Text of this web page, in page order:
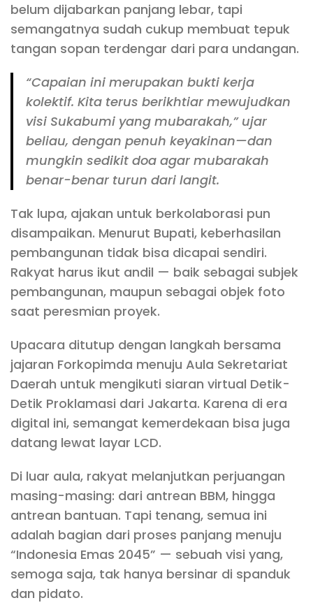
belum dijabarkan panjang lebar, tapi
semangatnya sudah cukup membuat tepuk
tangan sopan terdengar dari para undangan.
“Capaian ini merupakan bukti kerja
kolektif. Kita terus berikhtiar mewujudkan
visi Sukabumi yang mubarakah,” ujar
beliau, dengan penuh keyakinan—dan
mungkin sedikit doa agar mubarakah
benar-benar turun dari langit.
Tak lupa, ajakan untuk berkolaborasi pun
disampaikan. Menurut Bupati, keberhasilan
pembangunan tidak bisa dicapai sendiri.
Rakyat harus ikut andil — baik sebagai subjek
pembangunan, maupun sebagai objek foto
saat peresmian proyek.
Upacara ditutup dengan langkah bersama
jajaran Forkopimda menuju Aula Sekretariat
Daerah untuk mengikuti siaran virtual Detik-
Detik Proklamasi dari Jakarta. Karena di era
digital ini, semangat kemerdekaan bisa juga
datang lewat layar LCD.
Di luar aula, rakyat melanjutkan perjuangan
masing-masing: dari antrean BBM, hingga
antrean bantuan. Tapi tenang, semua ini
adalah bagian dari proses panjang menuju
“Indonesia Emas 2045” — sebuah visi yang,
semoga saja, tak hanya bersinar di spanduk
dan pidato.